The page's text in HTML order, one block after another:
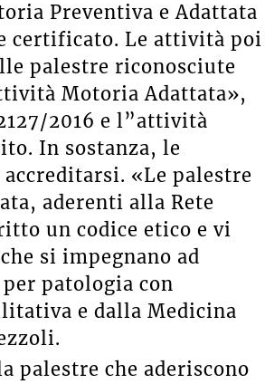
Preventiva e Adattata
certificato. Le attività poi
palestre riconosciute
Motoria Adattata»,
2016 e l”attività
In sostanza, le
«Le palestre
aderenti alla Rete
un codice etico e vi
si impegnano ad
patologia con
e dalla Medicina
palestre che aderiscono